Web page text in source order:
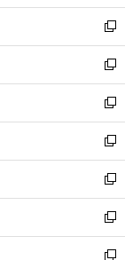
ウ
で
開
く
ン
ド
ウ
で
開
く
新
し
い
ウ
ィ
ン
ド
ウ
で
開
く
新
し
い
ウ
ィ
ン
ド
ウ
で
開
く
新
し
い
ウ
ィ
ン
ド
ウ
で
新
し
い
ウ
ィ
ン
ド
新
し
い
ウ
新
し